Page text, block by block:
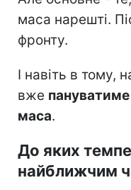
маса нарешті.
фронту.
І навіть в тому,
вже пануватиме
маса.
До яких
найближчим